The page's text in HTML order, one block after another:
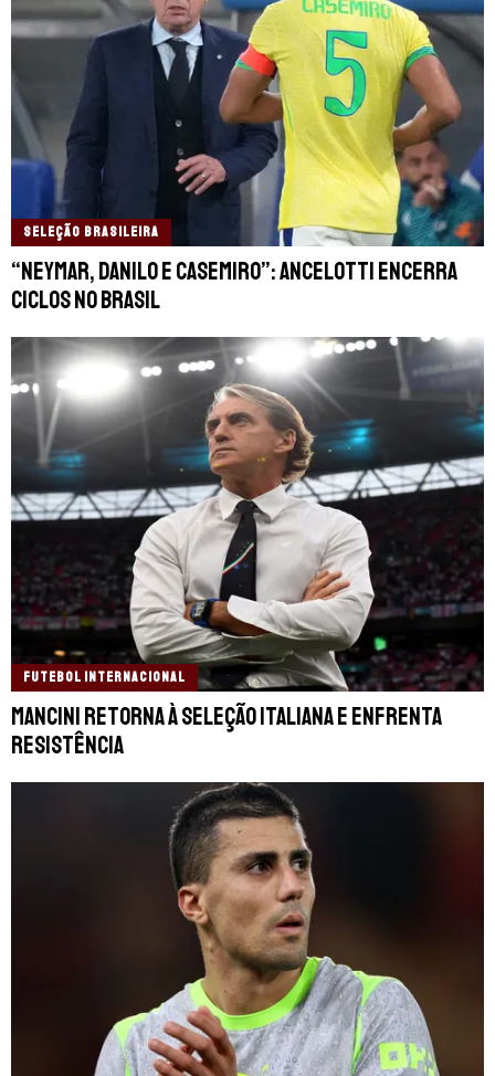
SELEÇÃO BRASILEIRA
“Neymar, Danilo e Casemiro”: Ancelotti encerra
ciclos no Brasil
FUTEBOL INTERNACIONAL
Mancini retorna à Seleção Italiana e enfrenta
resistência